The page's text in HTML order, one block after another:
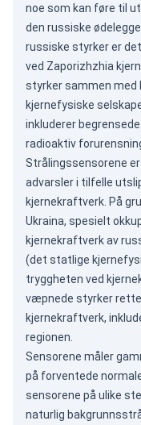
noe som kan føre til
den russiske
russiske styrker er
ved Zaporizhzhia
styrker sammen
kjernefysiske
inkluderer
radioaktiv
Strålingssensorene
advarsler i tilfelle
kjernekraftverk. På
Ukraina, spesielt
kjernekraftverk av
(det statlige
tryggheten ved
væpnede styrker
kjernekraftverk,
regionen.
Sensorene måler
på forventede
sensorene på ulike
naturlig